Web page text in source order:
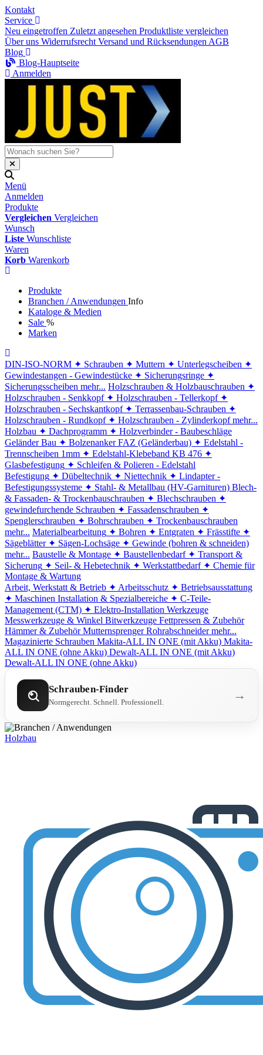
Kontakt
Service
Neu eingetroffen Zuletzt angesehen Produktliste vergleichen
Über uns Widerrufsrecht Versand und Rücksendungen AGB
Blog
Blog-Hauptseite
Anmelden
Menü
Anmelden
Produkte
Vergleichen Vergleichen
Wunsch
Liste Wunschliste
Waren
Korb Warenkorb
Produkte
Branchen / Anwendungen Info
Kataloge & Medien
Sale %
Marken
DIN-ISO-NORM ✦ Schrauben ✦ Muttern ✦ Unterlegscheiben ✦
Gewindestangen - Gewindestücke ✦ Sicherungsringe ✦
Sicherungsscheiben mehr... Holzschrauben & Holzbauschrauben ✦
Holzschrauben - Senkkopf ✦ Holzschrauben - Tellerkopf ✦
Holzschrauben - Sechskantkopf ✦ Terrassenbau-Schrauben ✦
Holzschrauben - Rundkopf ✦ Holzschrauben - Zylinderkopf mehr...
Holzbau ✦ Dachprogramm ✦ Holzverbinder - Baubeschläge
Geländer Bau ✦ Bolzenanker FAZ (Geländerbau) ✦ Edelstahl -
Trennscheiben 1mm ✦ Edelstahl-Klebeband KB 476 ✦
Glasbefestigung ✦ Schleifen & Polieren - Edelstahl
Befestigung ✦ Dübeltechnik ✦ Niettechnik ✦ Lindapter -
Befestigungssysteme ✦ Stahl- & Metallbau (HV-Garnituren) Blech-
& Fassaden- & Trockenbauschrauben ✦ Blechschrauben ✦
gewindefurchende Schrauben ✦ Fassadenschrauben ✦
Spenglerschrauben ✦ Bohrschrauben ✦ Trockenbauschrauben
mehr... Materialbearbeitung ✦ Bohren ✦ Entgraten ✦ Frässtifte ✦
Sägeblätter ✦ Sägen-Lochsäge ✦ Gewinde (bohren & schneiden)
mehr... Baustelle & Montage ✦ Baustellenbedarf ✦ Transport &
Sicherung ✦ Seil- & Hebetechnik ✦ Werkstattbedarf ✦ Chemie für
Montage & Wartung
Arbeit, Werkstatt & Betrieb ✦ Arbeitsschutz ✦ Betriebsausstattung
✦ Maschinen Installation & Spezialbereiche ✦ C-Teile-
Management (CTM) ✦ Elektro-Installation Werkzeuge
Messwerkzeuge & Winkel Bitwerkzeuge Fettpressen & Zubehör
Hämmer & Zubehör Mutternsprenger Rohrabschneider mehr...
Magazinierte Schrauben Makita-ALL IN ONE (mit Akku) Makita-
ALL IN ONE (ohne Akku) Dewalt-ALL IN ONE (mit Akku)
Dewalt-ALL IN ONE (ohne Akku)
Schrauben-Finder
Normgerecht. Schnell. Professionell. →
Holzbau